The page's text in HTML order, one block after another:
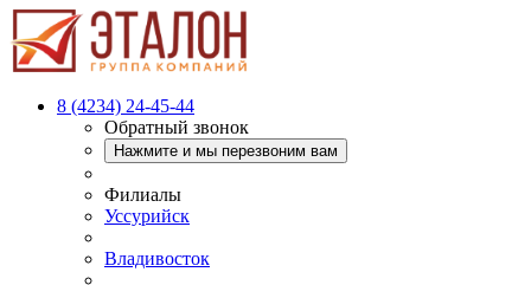
8 (4234) 24-45-44
Обратный звонок
Нажмите и мы перезвоним вам
Филиалы
Уссурийск
Владивосток